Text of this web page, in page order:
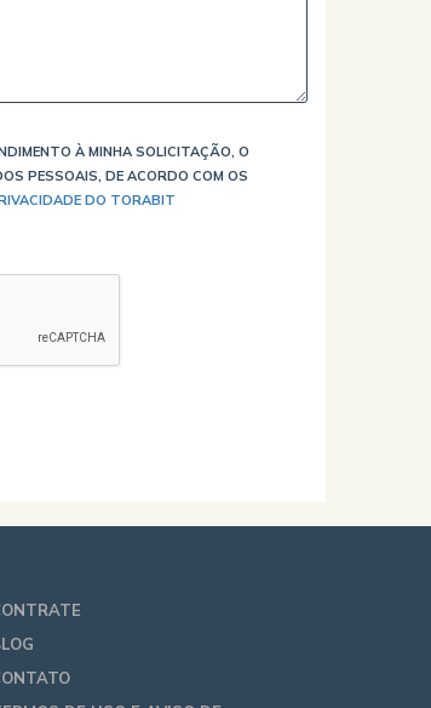
À MINHA SOLICITAÇÃO, O
PESSOAIS, DE ACORDO COM OS
DO TORABIT